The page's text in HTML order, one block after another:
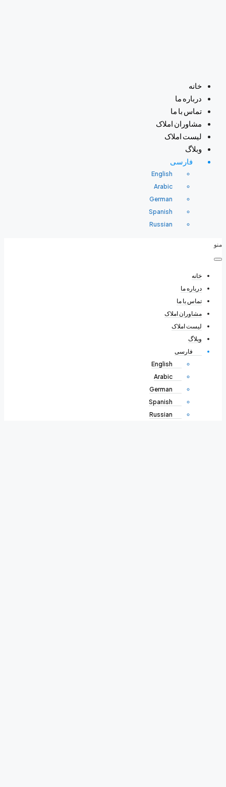
خانه
درباره ما
تماس با ما
مشاوران املاک
لیست املاک
وبلاگ
فارسی
English
Arabic
German
Spanish
Russian
منو
خانه
درباره ما
تماس با ما
مشاوران املاک
لیست املاک
وبلاگ
فارسی
English
Arabic
German
Spanish
Russian